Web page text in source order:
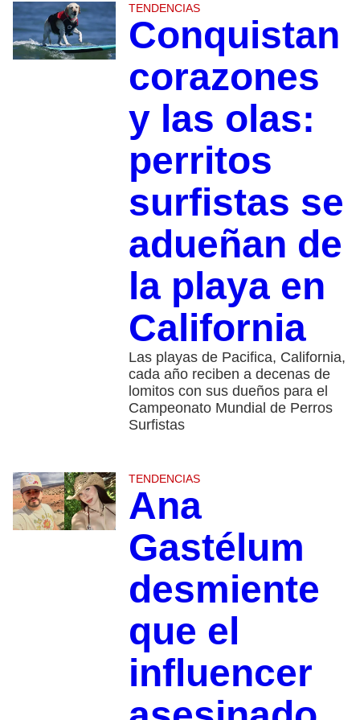
TENDENCIAS
Conquistan
corazones
y las olas:
perritos
surfistas se
adueñan de
la playa en
California
Las playas de Pacifica, California,
cada año reciben a decenas de
lomitos con sus dueños para el
Campeonato Mundial de Perros
Surfistas
TENDENCIAS
Ana
Gastélum
desmiente
que el
influencer